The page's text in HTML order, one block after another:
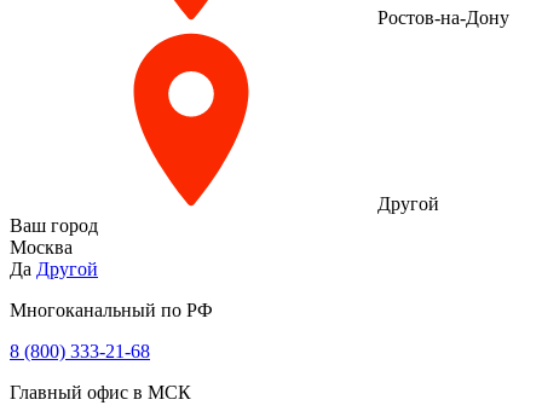
Ростов-на-Дону
Другой
Ваш город
Москва
Да Другой
Многоканальный по РФ
8 (800) 333‑21-68
Главный офис в МСК